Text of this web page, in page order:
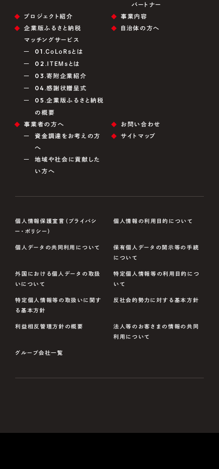
パートナー
プロジェクト紹介
事業内容
企業版ふるさと納税
マッチングサービス
01.CoLoRsとは
02.ITEMsとは
03.寄附企業紹介
04.感謝状贈呈式
05.企業版ふるさと納税
の概要
自治体の方へ
事業者の方へ
資金調達をお考えの方
へ
地域や社会に貢献した
い方へ
お問い合わせ
サイトマップ
個人情報保護宣言（プライバシ
ー・ポリシー）
個人情報の利用目的について
個人データの共同利用について 保有個人データの開示等の手続
について
外国における個人データの取扱
いについて
特定個人情報等の利用目的につ
いて
特定個人情報等の取扱いに関す
る基本方針
反社会的勢力に対する基本方針
利益相反管理方針の概要 法人等のお客さまの情報の共同
利用について
グループ会社一覧